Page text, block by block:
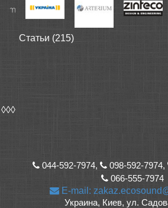
Статьи (215)
◊◊◊
044-592-7974, 098-592-7974,
066-555-7974
E-mail:
Украина, Киев, ул.